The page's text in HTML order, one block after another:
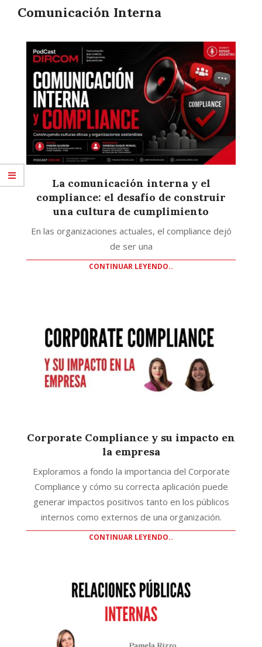
Comunicación Interna
La comunicación interna y el
compliance: el desafío de construir
una cultura de cumplimiento
En las organizaciones actuales, el compliance dejó
de ser una
CONTINUAR LEYENDO..
Corporate Compliance y su impacto en
la empresa
Exploramos a fondo la importancia del Corporate
Compliance y cómo su correcta aplicación puede
generar impactos positivos tanto en los públicos
internos como externos de una organización.
CONTINUAR LEYENDO..